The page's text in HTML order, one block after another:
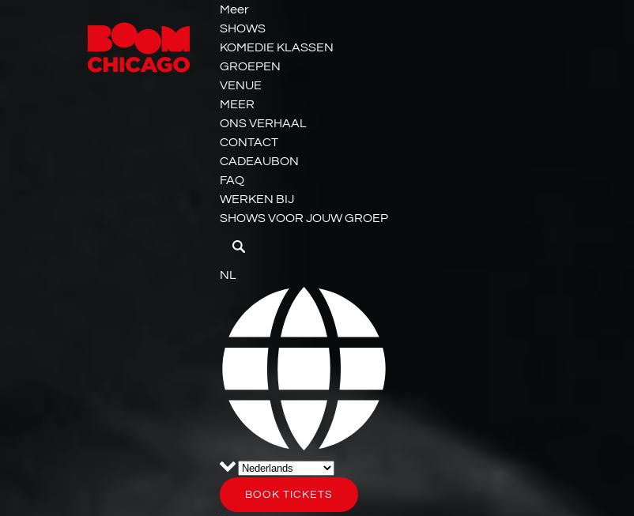
Meer
SHOWS
KOMEDIE KLASSEN
GROEPEN
VENUE
MEER
ONS VERHAAL
CONTACT
CADEAUBON
FAQ
WERKEN BIJ
SHOWS VOOR JOUW GROEP
Selecteer
taal
NL
BOOK TICKETS